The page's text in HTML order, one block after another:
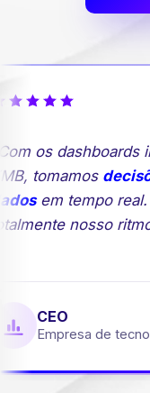
os dashboards
tomamos
em tempo real.
nosso
CEO
Empresa de